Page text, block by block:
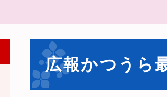
広報かつうら